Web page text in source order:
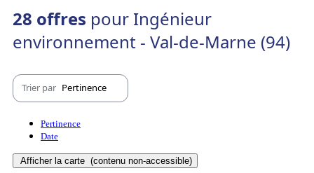
28 offres pour Ingénieur
environnement - Val-de-Marne (94)
Trier par Pertinence
Pertinence
Date
Afficher la carte (contenu non-accessible)